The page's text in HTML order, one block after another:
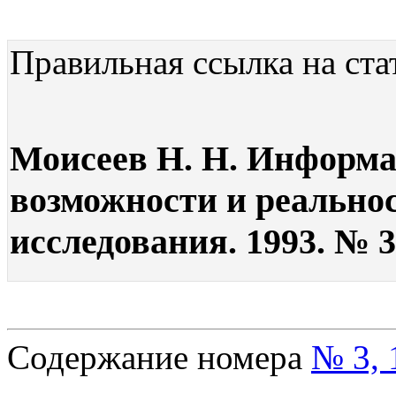
Правильная ссылка на
Моисеев Н. Н.
возможности и
исследования. 1993. №
Содержание номера № 3,